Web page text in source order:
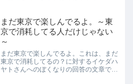
経験がありますが、今回はSNS上では
悪者にされがちなサラ...
まだ東京で楽しんでるよ。～東
京で消耗してる人だけじゃない
～
まだ東京で楽しんでるよ。これは、まだ
東京で消耗してるの？に対するイケダハ
ヤトさんへのぼくなりの回答の文章で